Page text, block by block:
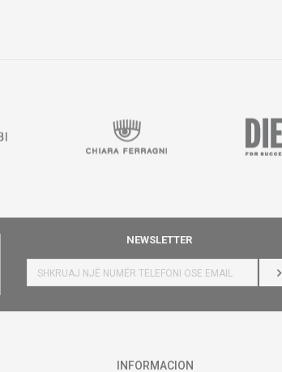
NEWSLETTER
INFORMACION